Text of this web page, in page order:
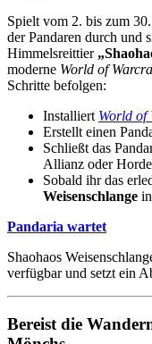
Spielt vom 2. bis zum
der Pandaren durch und
Himmelsreittier
moderne World of
Schritte befolgen:
Installiert World of
Erstellt einen
Schließt das
Allianz oder
Sobald ihr das
Weisenschlange
Pandaria wartet
Shaohaos
verfügbar und setzt ein
Bereist die